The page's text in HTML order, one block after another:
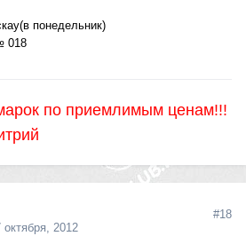
понедельник)
018
по приемлимым ценам!!!
октября, 2012
#18